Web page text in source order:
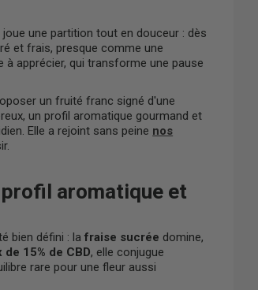
joue une partition tout en douceur : dès
et frais, presque comme une
à apprécier, qui transforme une pause
un fruité franc signé d'une
un profil aromatique gourmand et
Elle a rejoint sans peine nos
aromatique et
bien défini : lafraise sucrée domine,
de 15% de CBD, elle conjugue
rare pour une fleur aussi